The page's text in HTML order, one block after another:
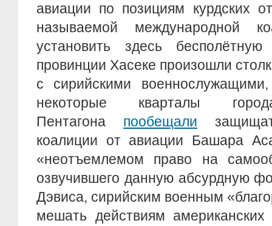
авиации по позициям курдских
называемой международной
установить здесь
провинции Хасеке произошли
с сирийскими
некоторые кварталы
Пентагона пообещали
коалиции от авиации Башара
«неотъемлемом право на
озвучившего данную абсурдную
Дэвиса, сирийским военным
мешать действиям